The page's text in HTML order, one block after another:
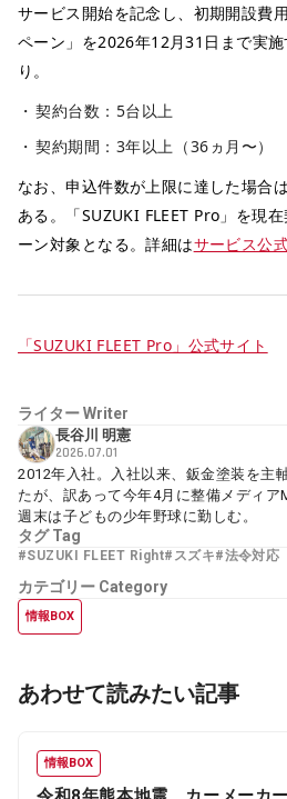
サービス開始を記念し、初期開設費
ペーン」を2026年12月31日まで実
り。
契約台数：5台以上
契約期間：3年以上（36ヵ月〜）
なお、申込件数が上限に達した場合
ある。「SUZUKI FLEET Pro」を現
ーン対象となる。詳細はサービス公
「SUZUKI FLEET Pro」公式サイト
ライターWriter
長谷川 明憲
2026.07.01
2012年入社。入社以来、鈑金塗装を主
たが、訳あって今年4月に整備メディア
週末は子どもの少年野球に勤しむ。
タグTag
#SUZUKI FLEET Right#スズキ#法令対応
カテゴリー Category
情報BOX
あわせて読みたい記事
情報BOX